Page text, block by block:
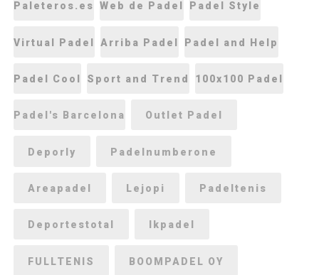
Paleteros.es Web de Padel Padel Style
Virtual Padel Arriba Padel Padel and Help
Padel Cool Sport and Trend 100x100 Padel
Padel's Barcelona Outlet Padel
Deporly Padelnumberone
Areapadel Lejopi Padeltenis
Deportestotal lkpadel
FULLTENIS BOOMPADEL OY